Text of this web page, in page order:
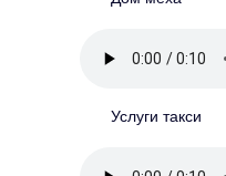
Услуги такси